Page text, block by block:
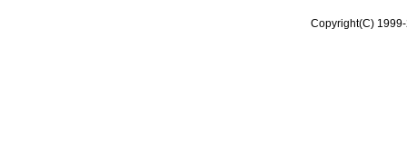
Copyright(C)